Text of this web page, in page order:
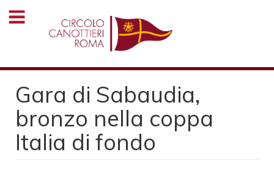
Salta
Gara di Sabaudia,
bronzo nella coppa
Italia di fondo